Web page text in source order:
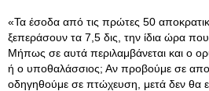
«Τα έσοδα από τις πρώτες 50
ξεπεράσουν τα 7,5 δις, την ίδια ώρα που
Μήπως σε αυτά περιλαμβάνεται και ο
ή ο υποθαλάσσιος; Αν προβούμε σε
οδηγηθούμε σε πτώχευση, μετά δεν θα